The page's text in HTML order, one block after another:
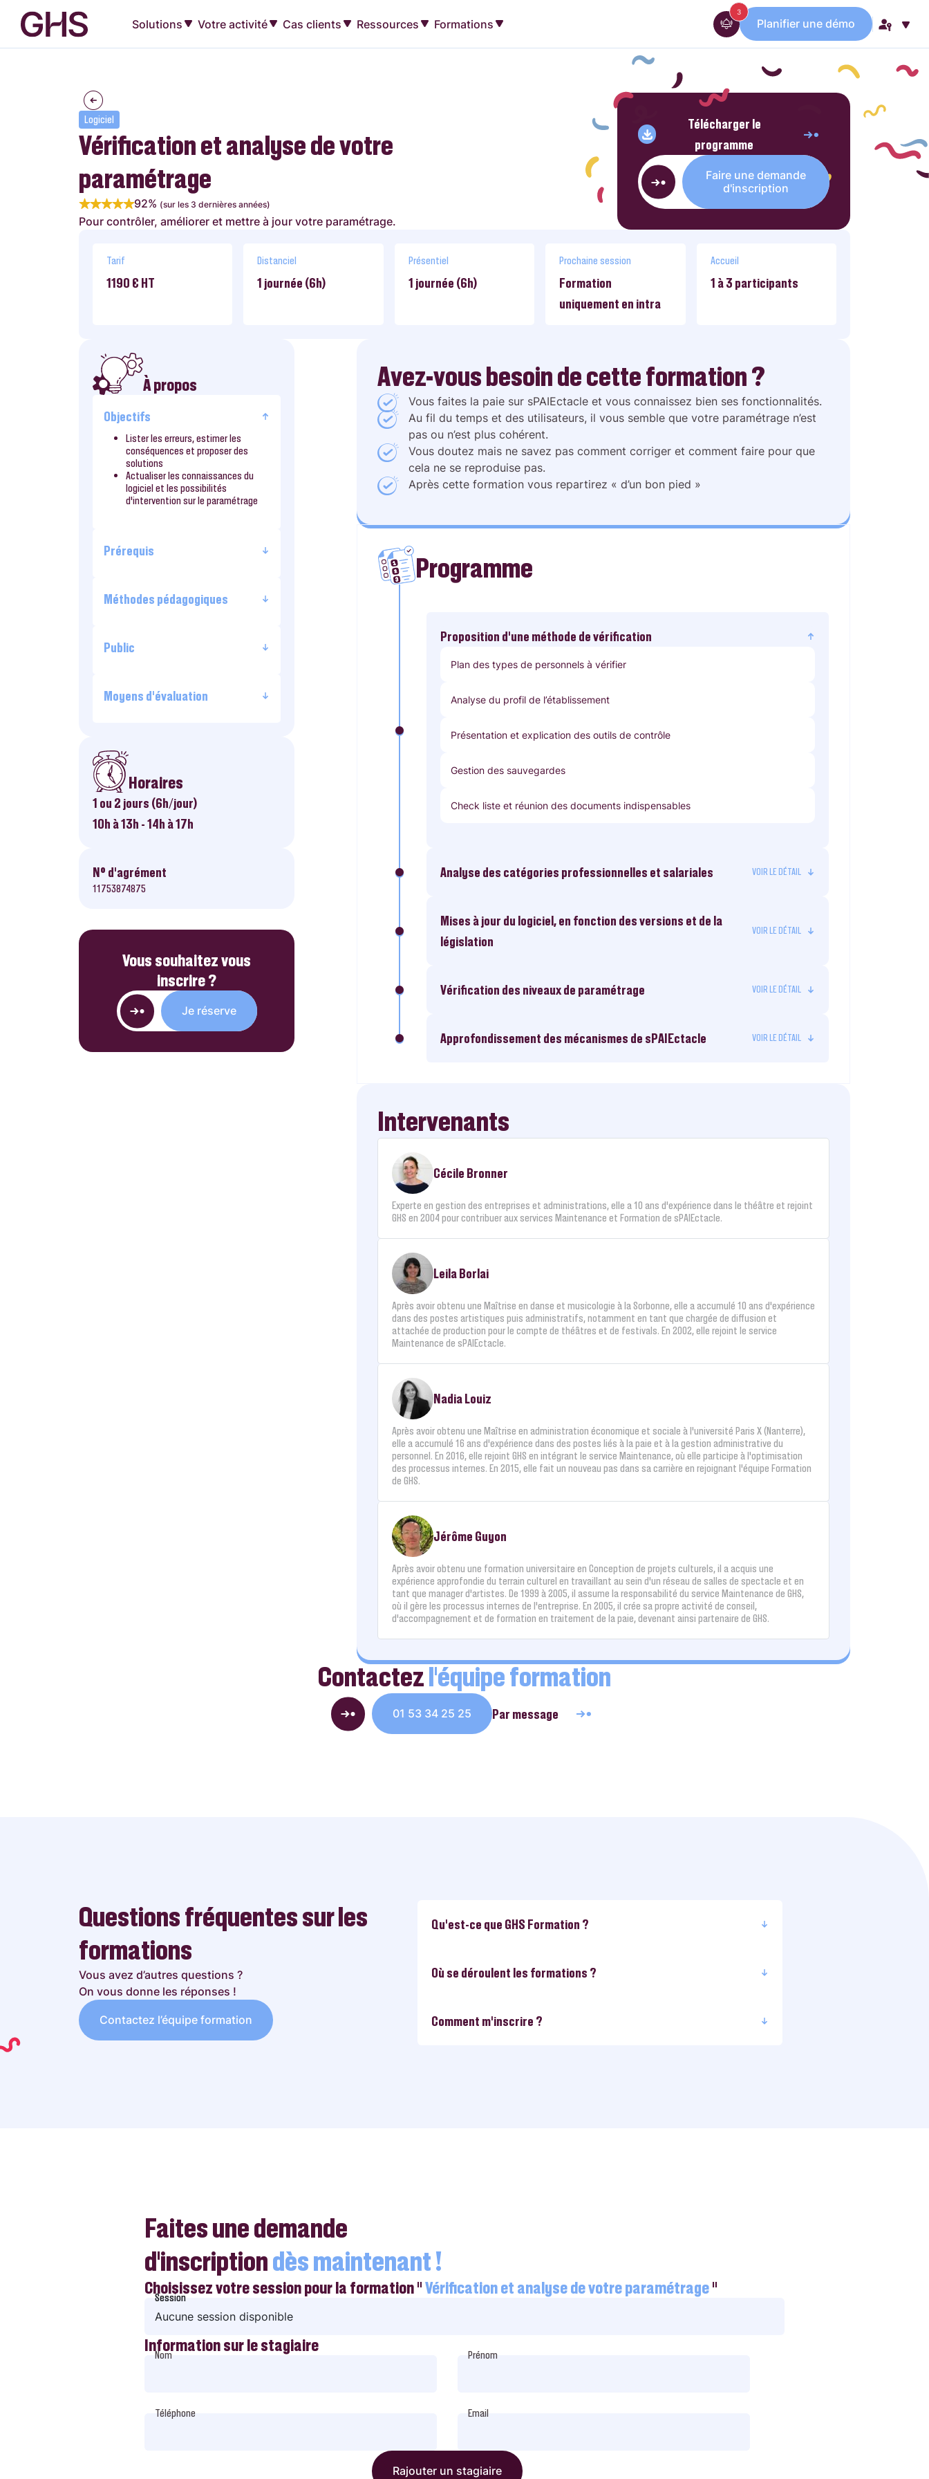
Solutions Votre activité Cas clients Ressources Formations
3messages
Planifier une démo
Logiciel
Vérification et analyse de votre
paramétrage
92% (sur les 3 dernières années)
Pour contrôler, améliorer et mettre à jour votre paramétrage.
Télécharger le
programme
Faire une demande
d'inscription
Tarif
1190 € HT
Distanciel
1 journée (6h)
Présentiel
1 journée (6h)
Prochaine session
Formation
uniquement en intra
Accueil
1 à 3 participants
À propos
Objectifs
Lister les erreurs, estimer les
conséquences et proposer des
solutions
Actualiser les connaissances du
logiciel et les possibilités
d’intervention sur le paramétrage
Prérequis
Méthodes pédagogiques
Public
Moyens d’évaluation
Horaires
1 ou 2 jours (6h/jour)
10h à 13h - 14h à 17h
N° d’agrément
11753874875
Vous souhaitez vous
inscrire ?
Je réserve
Avez-vous besoin de cette formation ?
Vous faites la paie sur sPAIEctacle et vous connaissez bien ses fonctionnalités.
Au fil du temps et des utilisateurs, il vous semble que votre paramétrage n’est
pas ou n’est plus cohérent.
Vous doutez mais ne savez pas comment corriger et comment faire pour que
cela ne se reproduise pas.
Après cette formation vous repartirez « d’un bon pied »
Programme
Proposition d’une méthode de vérification
Plan des types de personnels à vérifier
Analyse du profil de l’établissement
Présentation et explication des outils de contrôle
Gestion des sauvegardes
Check liste et réunion des documents indispensables
Analyse des catégories professionnelles et salariales
Mises à jour du logiciel, en fonction des versions et de la
législation
Vérification des niveaux de paramétrage
Approfondissement des mécanismes de sPAIEctacle
Intervenants
Cécile Bronner
Experte en gestion des entreprises et administrations, elle a 10 ans d’expérience dans le théâtre et rejoint
GHS en 2004 pour contribuer aux services Maintenance et Formation de sPAIEctacle.
Leila Borlai
Après avoir obtenu une Maîtrise en danse et musicologie à la Sorbonne, elle a accumulé 10 ans d’expérience
dans des postes artistiques puis administratifs, notamment en tant que chargée de diffusion et
attachée de production pour le compte de théâtres et de festivals. En 2002, elle rejoint le service
Maintenance de sPAIEctacle.
Nadia Louiz
Après avoir obtenu une Maîtrise en administration économique et sociale à l'université Paris X (Nanterre),
elle a accumulé 16 ans d'expérience dans des postes liés à la paie et à la gestion administrative du
personnel. En 2016, elle rejoint GHS en intégrant le service Maintenance, où elle participe à l'optimisation
des processus internes. En 2015, elle fait un nouveau pas dans sa carrière en rejoignant l’équipe Formation
de GHS.
Jérôme Guyon
Après avoir obtenu une formation universitaire en Conception de projets culturels, il a acquis une
expérience approfondie du terrain culturel en travaillant au sein d’un réseau de salles de spectacle et en
tant que manager d’artistes. De 1999 à 2005, il assume la responsabilité du service Maintenance de GHS,
où il gère les processus internes de l'entreprise. En 2005, il crée sa propre activité de conseil,
d'accompagnement et de formation en traitement de la paie, devenant ainsi partenaire de GHS.
Contactezl’équipe formation
01 53 34 25 25 Par message
Questions fréquentes sur les
formations
Vous avez d’autres questions ?
On vous donne les réponses !
Contactez l’équipe formation
Qu'est-ce que GHS Formation ?
Où se déroulent les formations ?
Comment m’inscrire ?
Faites une demande
d’inscriptiondès maintenant !
Choisissez votre session pour la formation "Vérification et analyse de votre paramétrage"
Session
Session
Aucune session disponible
Information sur le stagiaire
Nom Prénom
Téléphone Email
Rajouter un stagiaire